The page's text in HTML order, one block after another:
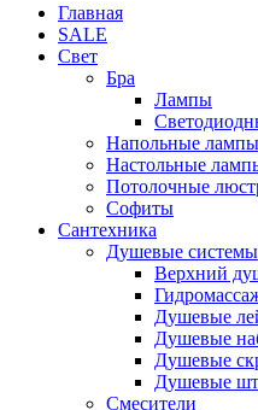
Главная
SALE
Свет
Бра
Лампы
Напольные лампы
Настольные
Потолочные
Софиты
Сантехника
Душевые системы
Верхний
Душевые
Душевые
Душевые
Душевые
Смесители